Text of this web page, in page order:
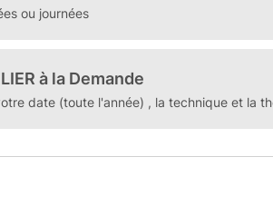
ou journées
à la Demande
date (toute l'année) , la technique et la